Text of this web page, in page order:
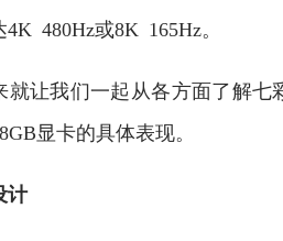
480Hz或8K 165Hz。
我们一起从各方面了解七
显卡的具体表现。